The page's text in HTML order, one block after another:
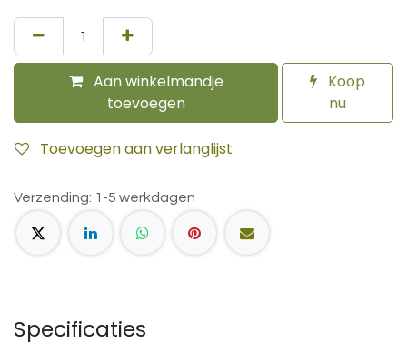
Aan winkelmandje
toevoegen
Koop
nu
Toevoegen aan verlanglijst
Verzending: 1-5 werkdagen
Specificaties